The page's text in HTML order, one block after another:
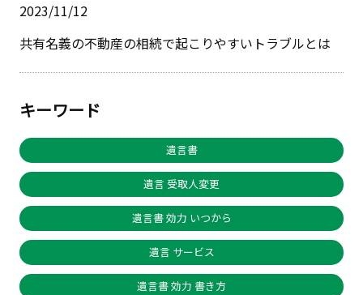
2023/11/12
共有名義の不動産の相続で起こりやすいトラブルとは
キーワード
遺言書
遺言 受取人変更
遺言書 効力 いつから
遺言 サービス
遺言書 効力 書き方